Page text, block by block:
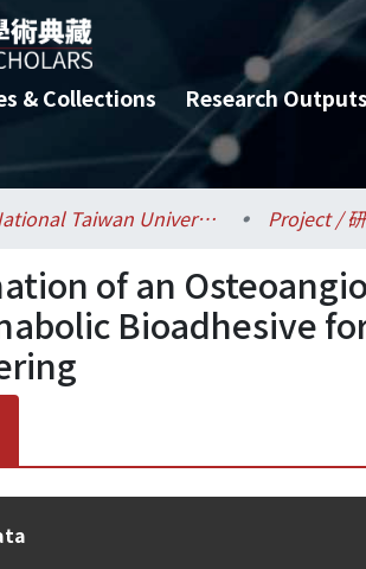
& Collections Research Outputs
.National Taiwan University / 國立臺灣大學 Project /
of an
Bioadhesive